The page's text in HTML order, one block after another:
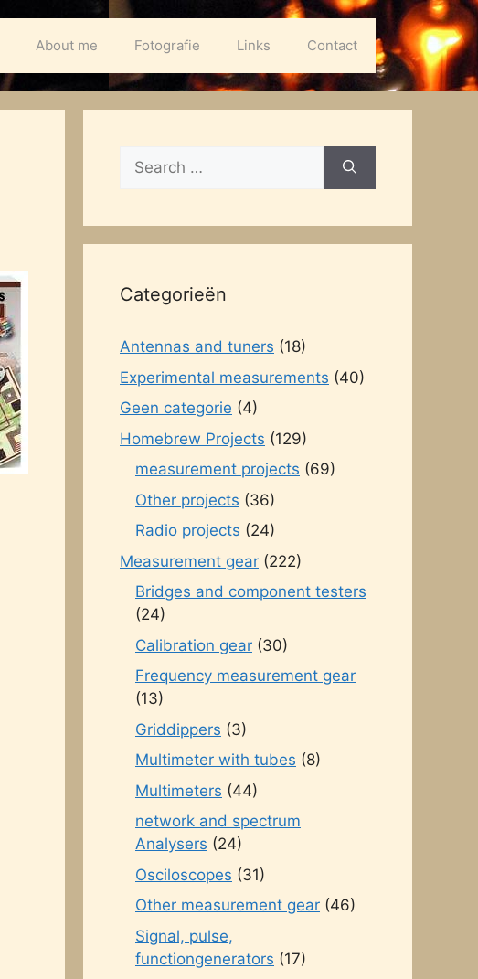
About me Fotografie Links Contact
Search
for:
Categorieën
Antennas and tuners (18)
Experimental measurements (40)
Geen categorie (4)
Homebrew Projects (129)
measurement projects (69)
Other projects (36)
Radio projects (24)
Measurement gear (222)
Bridges and component testers
(24)
Calibration gear (30)
Frequency measurement gear
(13)
Griddippers (3)
Multimeter with tubes (8)
Multimeters (44)
network and spectrum
Analysers (24)
Osciloscopes (31)
Other measurement gear (46)
Signal, pulse,
functiongenerators (17)